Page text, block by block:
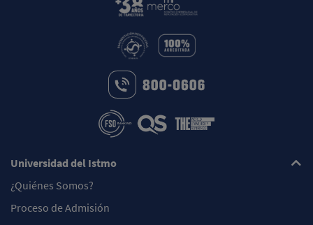
Universidad del Istmo
¿Quiénes Somos?
Proceso de Admisión